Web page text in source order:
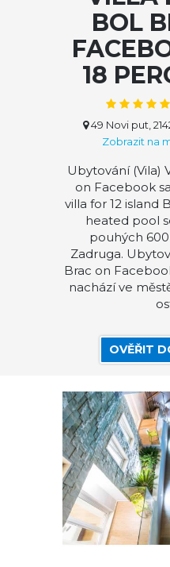
BOL
18
49 Novi put,
Zobrazit na
Ubytování (Vila)
on Facebook
villa for 12 island
heated pool
pouhých
Zadruga.
Brac on
nachází ve
OVĚŘIT